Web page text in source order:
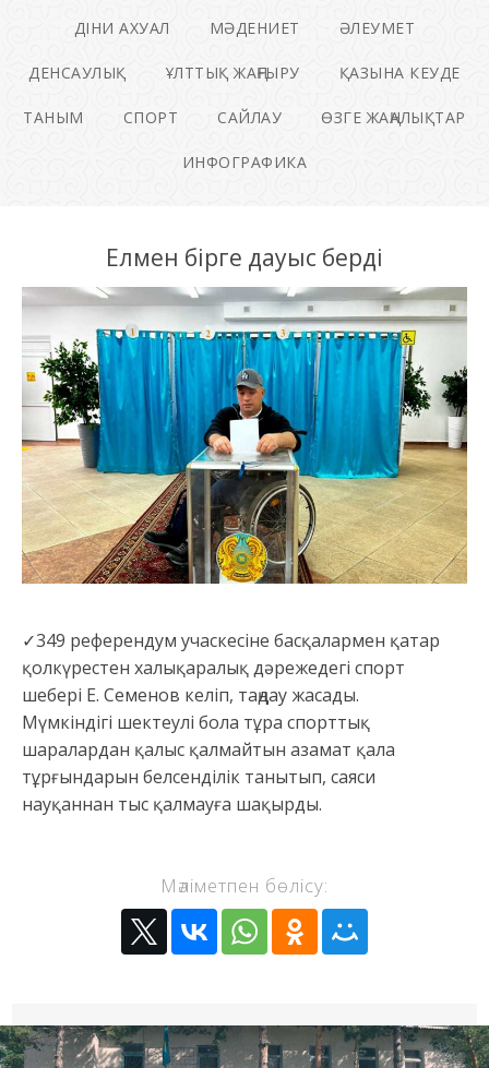
ДІНИ АХУАЛ МӘДЕНИЕТ ӘЛЕУМЕТ
ДЕНСАУЛЫҚ ҰЛТТЫҚ ЖАҢҒЫРУ ҚАЗЫНА КЕУДЕ
ТАНЫМ СПОРТ САЙЛАУ ӨЗГЕ ЖАҢАЛЫҚТАР
ИНФОГРАФИКА
Елмен бірге дауыс берді
✓349 референдум учаскесіне басқалармен қатар
қолкүрестен халықаралық дәрежедегі спорт
шебері Е. Семенов келіп, таңдау жасады.
Мүмкіндігі шектеулі бола тұра спорттық
шаралардан қалыс қалмайтын азамат қала
тұрғындарын белсенділік танытып, саяси
науқаннан тыс қалмауға шақырды.
Мәліметпен бөлісу: